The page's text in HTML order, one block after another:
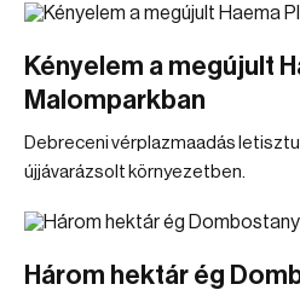
Kényelem a megújult
Malomparkban
Debreceni vérplazmaadás
újjávarázsolt környezetben.
Három hektár ég